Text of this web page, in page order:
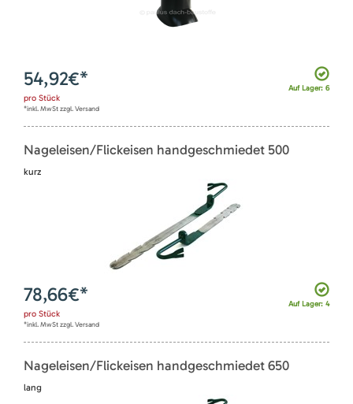
Auf Lager: 6
54,92€*
pro Stück
*inkl. MwSt zzgl. Versand
Nageleisen/Flickeisen handgeschmiedet 500
kurz
Auf Lager: 4
78,66€*
pro Stück
*inkl. MwSt zzgl. Versand
Nageleisen/Flickeisen handgeschmiedet 650
lang